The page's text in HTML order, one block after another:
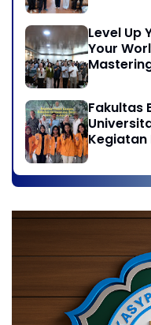
Level Up
Your
Fakultas
Kegiatan